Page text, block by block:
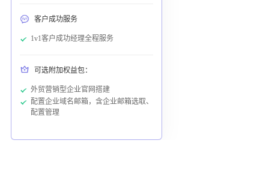
客户成功服务
1v1客户成功经理全程服务
可选附加权益包：
外贸营销型企业官网搭建
配置企业域名邮箱，含企业邮箱选取、
配置管理